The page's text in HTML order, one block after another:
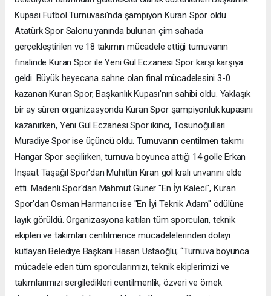
Kupası Futbol Turnuvası'nda şampiyon Kuran Spor oldu.
Atatürk Spor Salonu yanında bulunan çim sahada
gerçekleştirilen ve 18 takımın mücadele ettiği turnuvanın
finalinde Kuran Spor ile Yeni Gül Eczanesi Spor karşı karşıya
geldi. Büyük heyecana sahne olan final mücadelesini 3-0
kazanan Kuran Spor, Başkanlık Kupası'nın sahibi oldu. Yaklaşık
bir ay süren organizasyonda Kuran Spor şampiyonluk kupasını
kazanırken, Yeni Gül Eczanesi Spor ikinci, Tosunoğulları
Muradiye Spor ise üçüncü oldu. Turnuvanın centilmen takımı
Hangar Spor seçilirken, turnuva boyunca attığı 14 golle Erkan
İnşaat Taşağıl Spor'dan Muhittin Kıran gol kralı unvanını elde
etti. Madenli Spor'dan Mahmut Güner "En İyi Kaleci", Kuran
Spor'dan Osman Harmancı ise "En İyi Teknik Adam" ödülüne
layık görüldü. Organizasyona katılan tüm sporcuları, teknik
ekipleri ve takımları centilmence mücadelelerinden dolayı
kutlayan Belediye Başkanı Hasan Ustaoğlu; “Turnuva boyunca
mücadele eden tüm sporcularımızı, teknik ekiplerimizi ve
takımlarımızı sergiledikleri centilmenlik, özveri ve örnek